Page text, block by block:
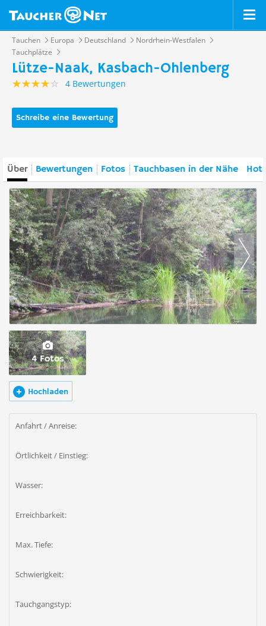
Tauchen Europa Deutschland
Nordrhein-Westfalen
Tauchplätze
Lütze-Naak, Kasbach-Ohlenberg
4 Bewertungen
Schreibe eine Bewertung
Über Bewertungen Fotos Tauchbasen in der Nähe
4 Fotos
Hochladen
Anfahrt / Anreise:
Örtlichkeit / Einstieg:
Wasser:
Erreichbarkeit:
Max. Tiefe:
Schwierigkeit:
Tauchgangstyp: